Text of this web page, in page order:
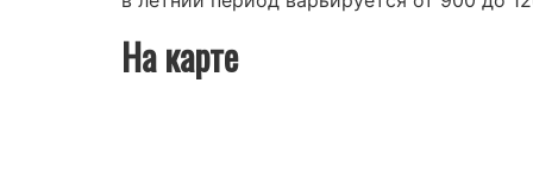
На карте